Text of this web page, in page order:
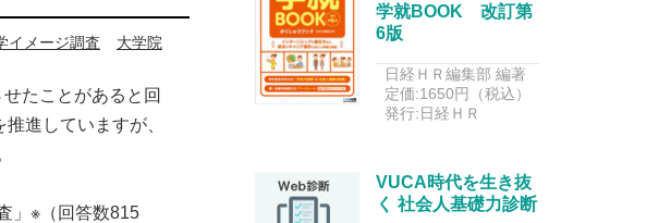
イメージ調査 大学院
たことがあると回
進していますが、
」※（回答数815
学就BOOK 改訂第
6版
日経ＨＲ編集部 編著
定価:1650円（税込）
発行:日経ＨＲ
VUCA時代を生き抜
く 社会人基礎力診断